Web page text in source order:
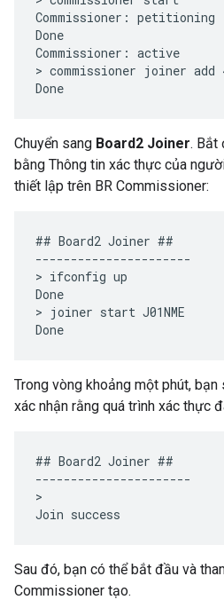
Commissioner: petitioning
Done
Commissioner: active
> commissioner joiner add
Chuyển sang Board2 Joiner. Bắt
bằng Thông tin xác thực của
thiết lập trên BR Commissioner:
## Board2 Joiner ##
----------------------
> ifconfig up
Done
> joiner start J01NME
Trong vòng khoảng một phút,
xác nhận rằng quá trình xác thực
## Board2 Joiner ##
----------------------
>
Sau đó, bạn có thể bắt đầu và
Commissioner tạo.